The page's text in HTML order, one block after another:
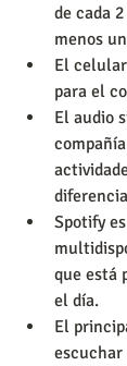
de cada
menos
El
para el
El audio
Spotify
que está
el día.
El
escuchar